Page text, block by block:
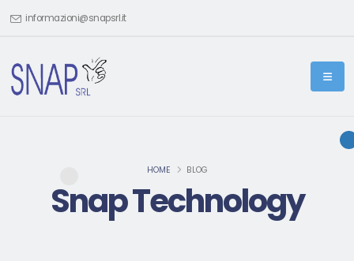
informazioni@snapsrl.it
HOME BLOG
Snap Technology